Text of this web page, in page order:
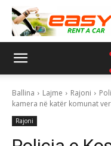
Ballina Lajme Rajoni
kamera në katër komunat
Rajoni